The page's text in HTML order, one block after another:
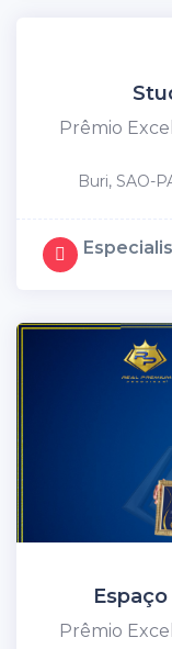
Prêmio
Buri, SAO-
Prêmio